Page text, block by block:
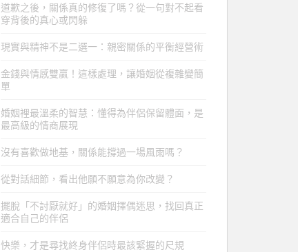
道歉之後，關係真的修復了嗎？從一句對不起看
穿背後的真心或閃躲
現實與精神不是二選一：親密關係的平衡經營術
金錢與情感雙贏！這樣處理，讓婚姻從複雜變簡
單
婚姻裡最溫柔的智慧：懂得為伴侶保留體面，是
最高級的情商展現
沒有喜歡做地基，關係能撐過一場風雨嗎？
從對話細節，看出他願不願意為你改變？
擺脫「不討厭就好」的婚姻擇偶迷思，找回真正
適合自己的伴侶
快樂，才是尋找終身伴侶時最該緊握的尺規